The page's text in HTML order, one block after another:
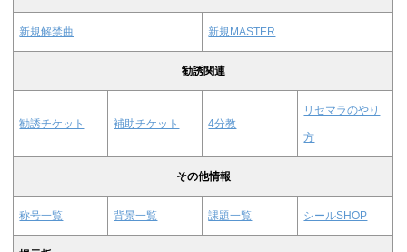
新規解禁曲 新規MASTER
勧誘関連
勧誘チケット 補助チケット 4分教
リセマラのやり
方
その他情報
称号一覧 背景一覧 課題一覧 シールSHOP